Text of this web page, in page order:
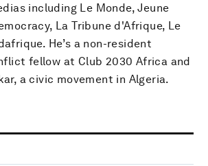
including Le Monde, Jeune
La Tribune d'Afrique, Le
He’s a non-resident
fellow at Club 2030 Africa and
a civic movement in Algeria.